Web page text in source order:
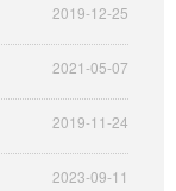
2019-12-25
2021-05-07
2019-11-24
2023-09-11